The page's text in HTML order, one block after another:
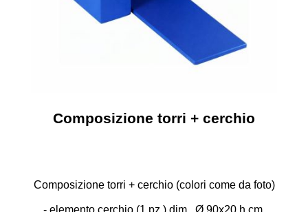
Composizione torri + cerchio
Composizione torri + cerchio (colori come da foto)